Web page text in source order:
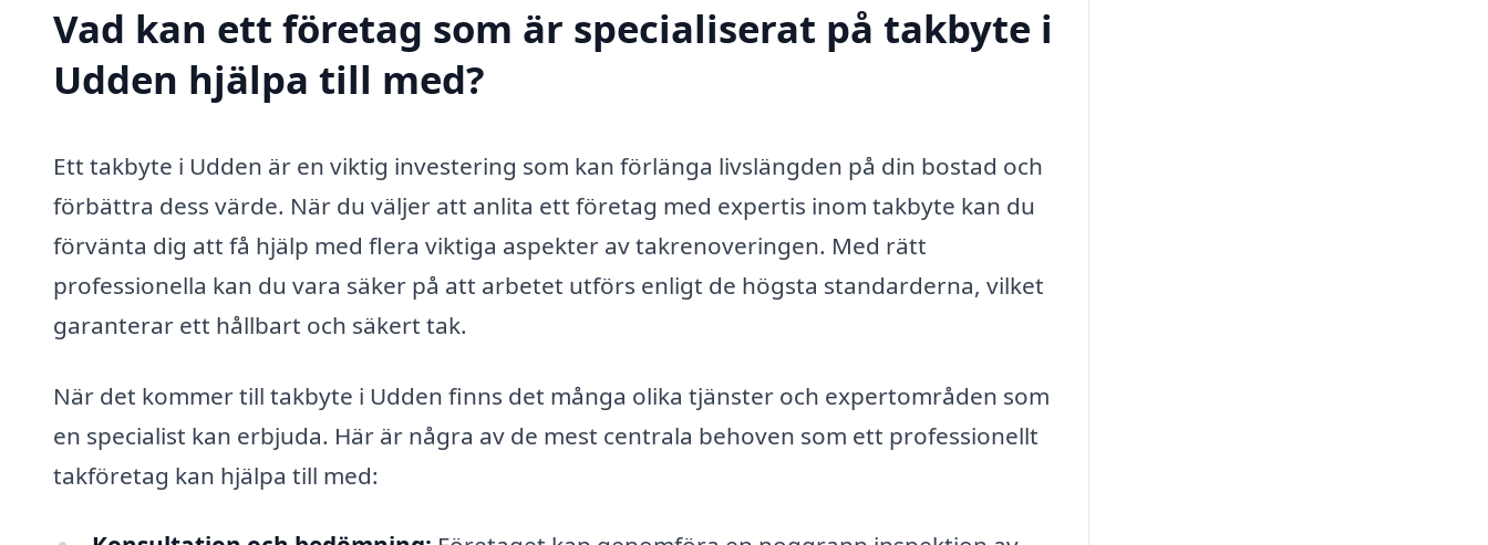
Vad kan ett företag som är specialiserat på takbyte i
Udden hjälpa till med?
Ett takbyte i Udden är en viktig investering som kan förlänga livslängden på din bostad och
förbättra dess värde. När du väljer att anlita ett företag med expertis inom takbyte kan du
förvänta dig att få hjälp med flera viktiga aspekter av takrenoveringen. Med rätt
professionella kan du vara säker på att arbetet utförs enligt de högsta standarderna, vilket
garanterar ett hållbart och säkert tak.
När det kommer till takbyte i Udden finns det många olika tjänster och expertområden som
en specialist kan erbjuda. Här är några av de mest centrala behoven som ett professionellt
takföretag kan hjälpa till med: